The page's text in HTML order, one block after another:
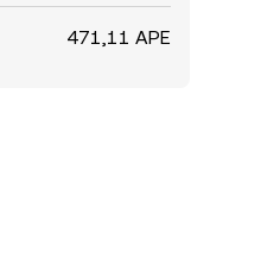
471,11 APE